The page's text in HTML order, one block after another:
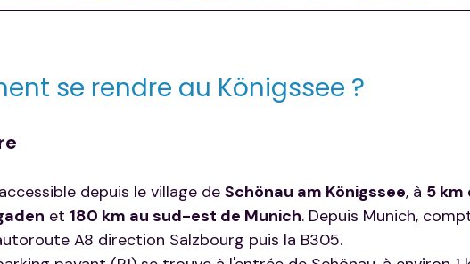
se rendre au Königssee ?
depuis le village de Schönau am Königssee, à 5
et 180 km au sud-est de Munich. Depuis Munich,
A8 direction Salzbourg puis la B305.